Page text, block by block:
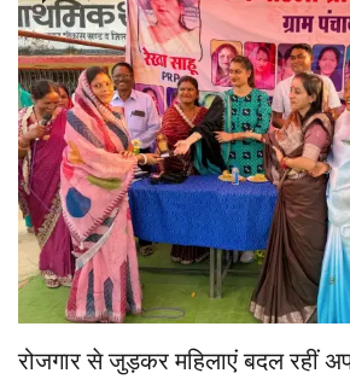
रोजगार से जुड़कर महिलाएं बदल रहीं